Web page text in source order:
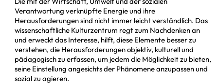
Verantwortung verknüpfte Energie und ihre
Herausforderungen sind nicht immer leicht verständlich. Das
wissenschaftliche Kulturzentrum regt zum Nachdenken an
und erweckt das Interesse, hilft, diese Elemente besser zu
verstehen, die Herausforderungen objektiv, kulturell und
pädagogisch zu erfassen, um jedem die Möglichkeit zu bieten,
seine Einstellung angesichts der Phänomene anzupassen und
sozial zu agieren.